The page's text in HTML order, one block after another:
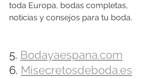
toda Europa, bodas completas,
noticias y consejos para tu boda.
5. Bodayaespana.com
6. Misecretosdeboda.es